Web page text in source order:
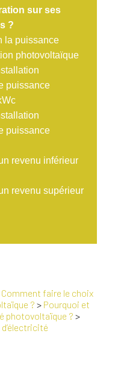
sur ses
?
la puissance
photovoltaïque
puissance
puissance
revenu inférieur
revenu supérieur
Comment faire le choix
? > Pourquoi et
photovoltaïque ? >